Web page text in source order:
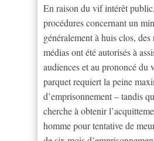
En raison du vif intérêt
procédures concernant un
généralement à huis clos, des
médias ont été autorisés à
audiences et au prononcé du
parquet requiert la peine
d’emprisonnement – tandis
cherche à obtenir
homme pour tentative de